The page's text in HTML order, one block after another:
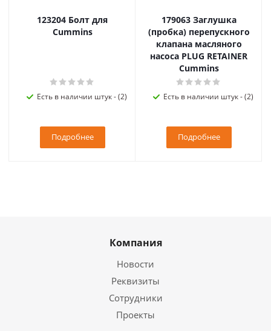
123204 Болт для
Cummins
Есть в наличии штук - (2)
Подробнее
179063 Заглушка
(пробка) перепускного
клапана масляного
насоса PLUG RETAINER
Cummins
Есть в наличии штук - (2)
Подробнее
Компания
Новости
Реквизиты
Сотрудники
Проекты